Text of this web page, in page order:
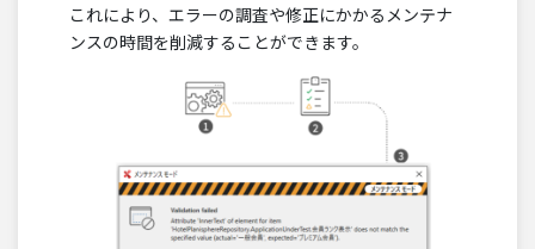
これにより、エラーの調査や修正にかかるメンテナ
ンスの時間を削減することができます。